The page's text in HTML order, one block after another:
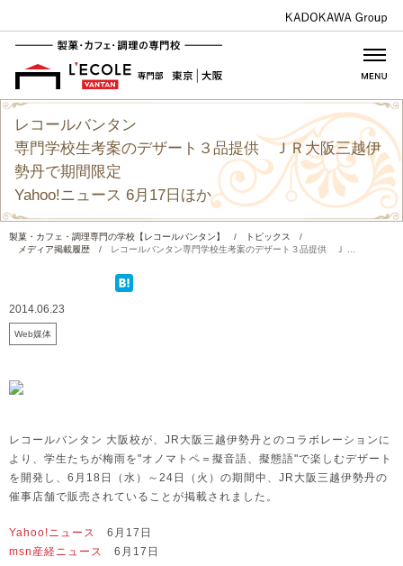
レコールバンタン
専門学校生考案のデザート３品提供 ＪＲ大阪三越伊
勢丹で期間限定
Yahoo!ニュース 6月17日ほか
製菓・カフェ・調理専門の学校【レコールバンタン】 / トピックス
/
メディア掲載履歴
/ レコールバンタン専門学校生考案のデザート３品提供 Ｊ ...
2014.06.23
Web媒体
レコールバンタン 大阪校が、JR大阪三越伊勢丹とのコラボレーションに
より、学生たちが梅雨を"オノマトペ＝擬音語、擬態語"で楽しむデザート
を開発し、6月18日（水）～24日（火）の期間中、JR大阪三越伊勢丹の
催事店舗で販売されていることが掲載されました。
Yahoo!ニュース
6月17日
msn産経ニュース
6月17日